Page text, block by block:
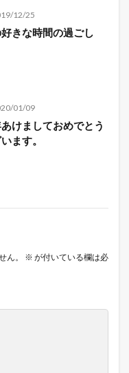
12/25
きな時間の過ごし
01/09
けましておめでとう
ます。
ん。 ※ が付いている欄は必